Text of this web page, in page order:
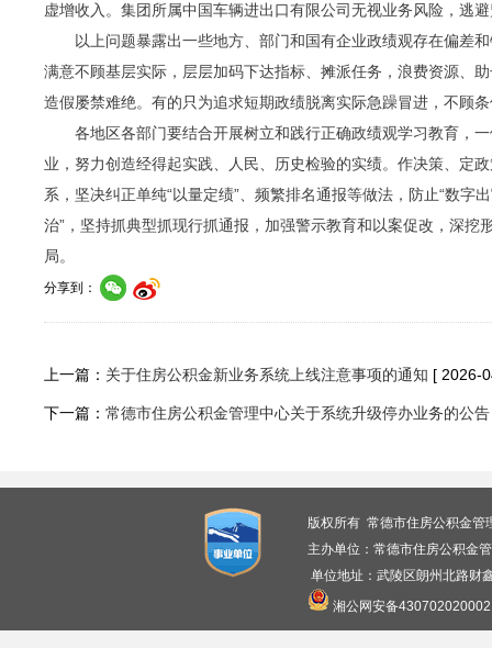
虚增收入。集团所属中国车辆进出口有限公司无视业务风险，逃
以上问题暴露出一些地方、部门和国有企业政绩观存在偏差和
满意不顾基层实际，层层加码下达指标、摊派任务，浪费资源、
造假屡禁难绝。有的只为追求短期政绩脱离实际急躁冒进，不顾
各地区各部门要结合开展树立和践行正确政绩观学习教育，一
业，努力创造经得起实践、人民、历史检验的实绩。作决策、定
系，坚决纠正单纯“以量定绩”、频繁排名通报等做法，防止“数字
治”，坚持抓典型抓现行抓通报，加强警示教育和以案促改，深
局。
分享到：
上一篇： 关于住房公积金新业务系统上线注意事项的通知 [ 2026-
下一篇： 常德市住房公积金管理中心关于系统升级停办业务的公告
版权所有 常德市住房公积金
主办单位：常德市住房公积金
单位地址：武陵区朗州北路
湘公网安备